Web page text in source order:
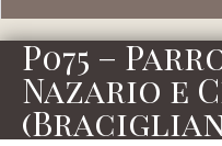
P075 –
Nazario e